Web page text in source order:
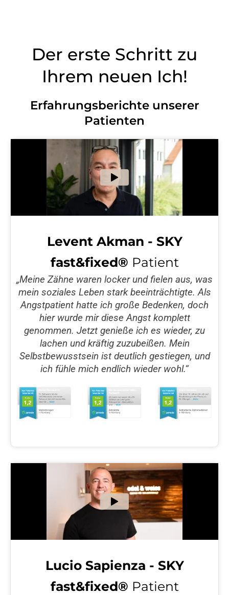
Der erste Schritt zu
Ihrem neuen Ich!
Erfahrungsberichte unserer
Patienten
Levent Akman - SKY
fast&fixed® Patient
„Meine Zähne waren locker und fielen aus, was
mein soziales Leben stark beeinträchtigte. Als
Angstpatient hatte ich große Bedenken, doch
hier wurde mir diese Angst komplett
genommen. Jetzt genieße ich es wieder, zu
lachen und kräftig zuzubeißen. Mein
Selbstbewusstsein ist deutlich gestiegen, und
ich fühle mich endlich wieder wohl.“
Lucio Sapienza - SKY
fast&fixed® Patient